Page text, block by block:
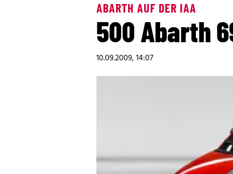
ABARTH AUF DER IAA
500 Abarth
10.09.2009, 14:07